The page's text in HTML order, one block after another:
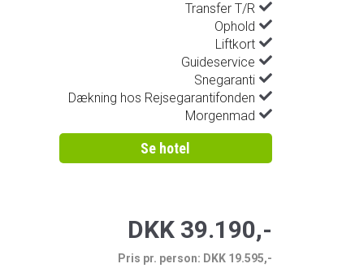
Transfer T/R
Ophold
Liftkort
Guideservice
Snegaranti
Dækning hos Rejsegarantifonden
Morgenmad
Se hotel
DKK 39.190,-
Pris pr. person: DKK 19.595,-